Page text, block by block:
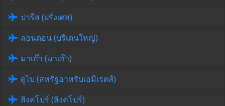
ปารีส (ฝรั่งเศส)
ลอนดอน (บริเตนใหญ่)
มาเก๊า (มาเก๊า)
ดูไบ (สหรัฐอาหรับเอมิเรตส์)
สิงคโปร์ (สิงคโปร์)